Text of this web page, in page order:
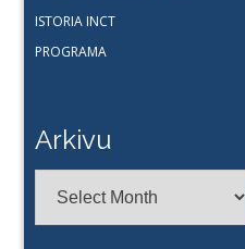
ISTORIA INCT
PROGRAMA
Arkivu